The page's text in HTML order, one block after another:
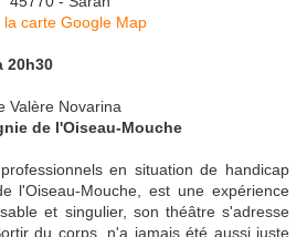
la carte Google Map
20h30
Valère Novarina
de l'Oiseau-Mouche
en situation de handicap
l'Oiseau-Mouche, est une expérience
et singulier, son théâtre s'adresse
du corps, n'a jamais été aussi juste